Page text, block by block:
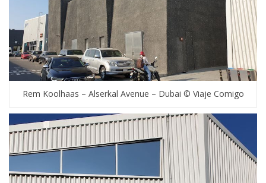
Rem Koolhaas – Alserkal Avenue – Dubai © Viaje Comigo